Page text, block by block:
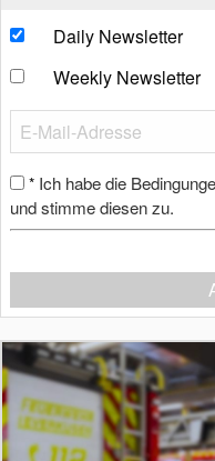
Daily Newsletter
Weekly Newsletter
* Ich habe die
und stimme diesen zu.